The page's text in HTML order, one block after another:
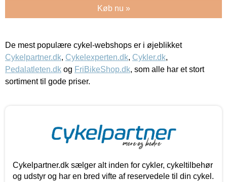
Køb nu »
De mest populære cykel-webshops er i øjeblikket
Cykelpartner.dk, Cykelexperten.dk, Cykler.dk,
Pedalatleten.dk og FriBikeShop.dk, som alle har et stort
sortiment til gode priser.
Cykelpartner.dk sælger alt inden for cykler, cykeltilbehør
og udstyr og har en bred vifte af reservedele til din cykel.